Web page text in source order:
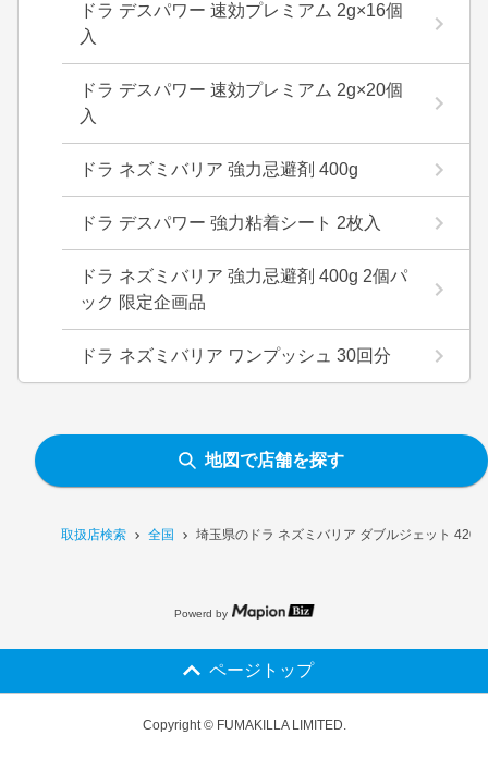
取扱店検索 全国 埼玉県のドラ ネズミバリア ダブルジェット
ドラ デスパワー 速効プレミアム 2g×16個
入
ドラ デスパワー 速効プレミアム 2g×20個
入
ドラ ネズミバリア 強力忌避剤 400g
ドラ デスパワー 強力粘着シート 2枚入
ドラ ネズミバリア 強力忌避剤 400g 2個パ
ック 限定企画品
ドラ ネズミバリア ワンプッシュ 30回分
地図で店舗を探す
Powerd by
ページトップ
Copyright © FUMAKILLA LIMITED.